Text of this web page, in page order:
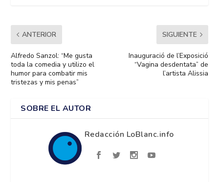
ANTERIOR
Alfredo Sanzol: “Me gusta
toda la comedia y utilizo el
humor para combatir mis
tristezas y mis penas”
SIGUIENTE
Inauguració de l’Exposició
“Vagina desdentata” de
l’artista Alissia
SOBRE EL AUTOR
Redacción LoBlanc.info